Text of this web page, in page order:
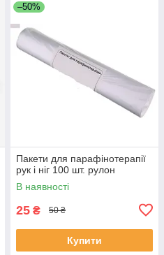
–50%
Пакети для парафінотерапії
рук і ніг 100 шт. рулон
В наявності
25 ₴ 50 ₴
Купити